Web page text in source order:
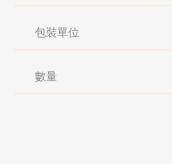
包裝單位
數量